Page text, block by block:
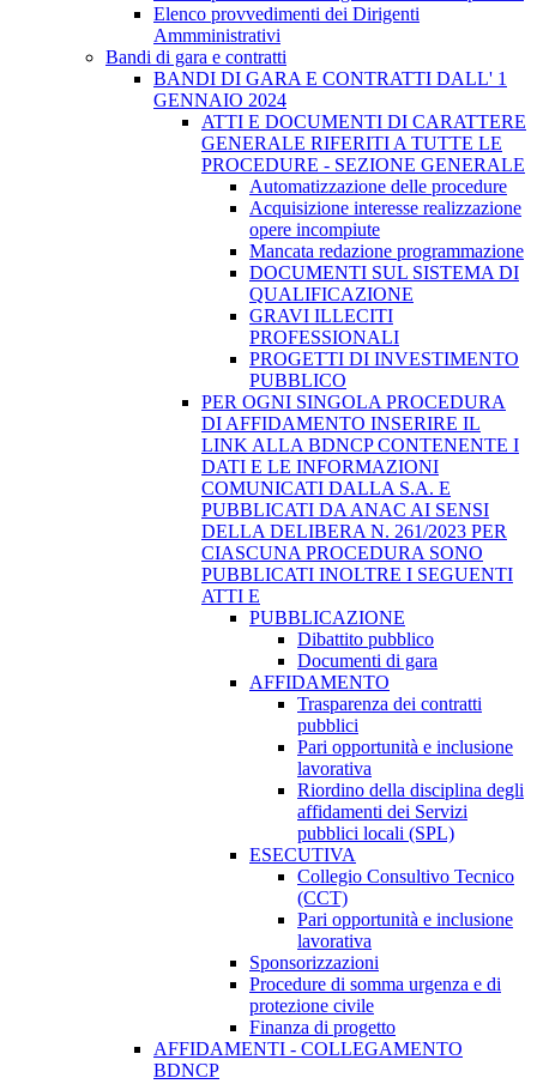
Elenco provvedimenti dei Dirigenti
Ammministrativi
Bandi di gara e contratti
BANDI DI GARA E CONTRATTI DALL' 1
GENNAIO 2024
ATTI E DOCUMENTI DI CARATTERE
GENERALE RIFERITI A TUTTE LE
PROCEDURE - SEZIONE GENERALE
Automatizzazione delle procedure
Acquisizione interesse realizzazione
opere incompiute
Mancata redazione programmazione
DOCUMENTI SUL SISTEMA DI
QUALIFICAZIONE
GRAVI ILLECITI
PROFESSIONALI
PROGETTI DI INVESTIMENTO
PUBBLICO
PER OGNI SINGOLA PROCEDURA
DI AFFIDAMENTO INSERIRE IL
LINK ALLA BDNCP CONTENENTE I
DATI E LE INFORMAZIONI
COMUNICATI DALLA S.A. E
PUBBLICATI DA ANAC AI SENSI
DELLA DELIBERA N. 261/2023 PER
CIASCUNA PROCEDURA SONO
PUBBLICATI INOLTRE I SEGUENTI
ATTI E
PUBBLICAZIONE
Dibattito pubblico
Documenti di gara
AFFIDAMENTO
Trasparenza dei contratti
pubblici
Pari opportunità e inclusione
lavorativa
Riordino della disciplina degli
affidamenti dei Servizi
pubblici locali (SPL)
ESECUTIVA
Collegio Consultivo Tecnico
(CCT)
Pari opportunità e inclusione
lavorativa
Sponsorizzazioni
Procedure di somma urgenza e di
protezione civile
Finanza di progetto
AFFIDAMENTI - COLLEGAMENTO
BDNCP